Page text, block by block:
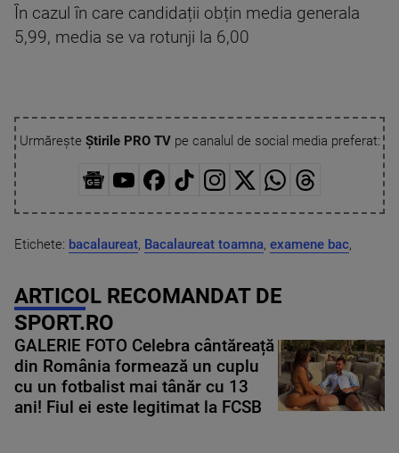
În cazul în care candidații obțin media generala
5,99, media se va rotunji la 6,00
Urmărește Știrile PRO TVpe canalul de social media preferat:
Etichete: bacalaureat, Bacalaureat toamna, examene bac,
ARTICOL RECOMANDAT DE
SPORT.RO
GALERIE FOTO Celebra cântăreață
din România formează un cuplu
cu un fotbalist mai tânăr cu 13
ani! Fiul ei este legitimat la FCSB